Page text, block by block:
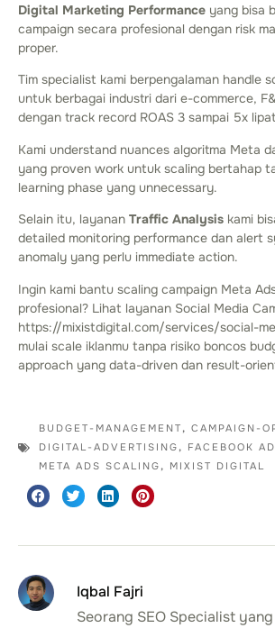
Digital Marketing Performance yang bisa
campaign secara profesional dengan risk
proper.
Tim specialist kami berpengalaman handle
untuk berbagai industri dari e-commerce,
dengan track record ROAS 3 sampai 5x
Kami understand nuances algoritma Meta
yang proven work untuk scaling bertahap
learning phase yang unnecessary.
Selain itu, layanan Traffic Analysis kami
detailed monitoring performance dan alert
anomaly yang perlu immediate action.
Ingin kami bantu scaling campaign Meta
profesional? Lihat layanan Social Media
https://mixistdigital.com/services/social-
mulai scale iklanmu tanpa risiko boncos
approach yang data-driven dan result-
BUDGET-MANAGEMENT , CAMPAIGN-
DIGITAL-ADVERTISING , FACEBOOK
META ADS SCALING , MIXIST DIGITAL
Iqbal Fajri
Seorang SEO Specialist